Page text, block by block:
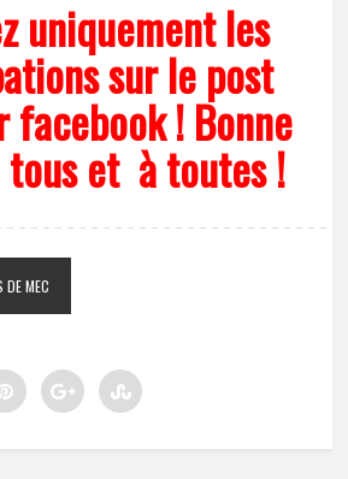
uniquement les
sur le post
facebook ! Bonne
tous et à toutes !
DE MEC